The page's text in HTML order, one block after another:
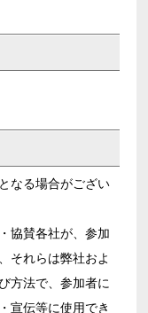
なる場合がござい
協賛各社が、参加
それらは弊社およ
方法で、参加者に
宣伝等に使用でき